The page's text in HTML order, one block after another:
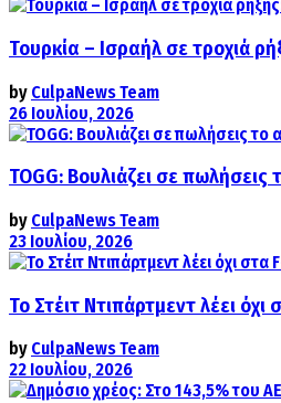
Τουρκία – Ισραήλ σε τροχιά
by CulpaNews Team
26 Ιουλίου, 2026
TOGG: Βουλιάζει σε
by CulpaNews Team
23 Ιουλίου, 2026
Το Στέιτ Ντιπάρτμεντ λέει
by CulpaNews Team
22 Ιουλίου, 2026